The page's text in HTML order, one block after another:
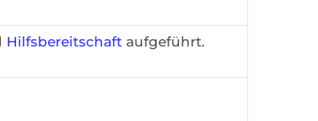
Hilfsbereitschaftaufgeführt.